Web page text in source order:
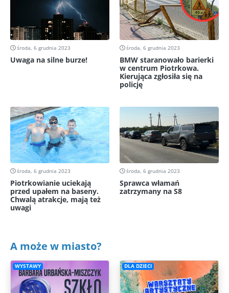
środa, 6 grudnia 2023
Uwaga na silne burze!
środa, 6 grudnia 2023
BMW staranowało barierki
w centrum Piotrkowa.
Kierująca zgłosiła się na
policję
środa, 6 grudnia 2023
Piotrkowianie uciekają
przed upałem na baseny.
Chwalą atrakcje, mają też
uwagi
środa, 6 grudnia 2023
Sprawca włamań
zatrzymany na S8
A może w miasto?
WYSTAWY DLA DZIECI